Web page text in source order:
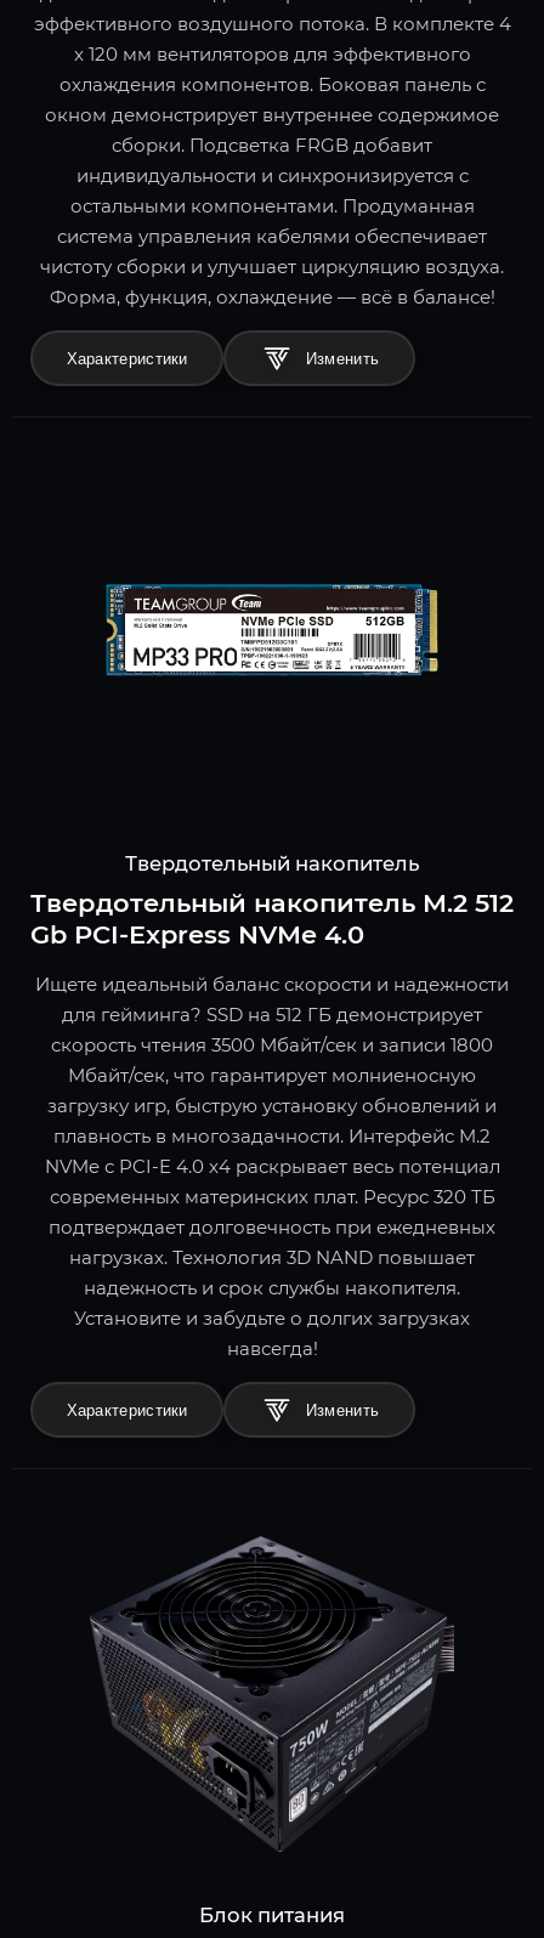
эффективного воздушного потока. В комплекте 4
x 120 мм вентиляторов для эффективного
охлаждения компонентов. Боковая панель с
окном демонстрирует внутреннее содержимое
сборки. Подсветка FRGB добавит
индивидуальности и синхронизируется с
остальными компонентами. Продуманная
система управления кабелями обеспечивает
чистоту сборки и улучшает циркуляцию воздуха.
Форма, функция, охлаждение — всё в балансе!
Характеристики
Твердотельный накопитель
Твердотельный накопитель M.2 512
Gb PCI-Express NVMe 4.0
Ищете идеальный баланс скорости и надежности
для гейминга? SSD на 512 ГБ демонстрирует
скорость чтения 3500 Мбайт/сек и записи 1800
Мбайт/сек, что гарантирует молниеносную
загрузку игр, быструю установку обновлений и
плавность в многозадачности. Интерфейс M.2
NVMe с PCI-E 4.0 x4 раскрывает весь потенциал
современных материнских плат. Ресурс 320 ТБ
подтверждает долговечность при ежедневных
нагрузках. Технология 3D NAND повышает
надежность и срок службы накопителя.
Установите и забудьте о долгих загрузках
навсегда!
Характеристики
Блок питания